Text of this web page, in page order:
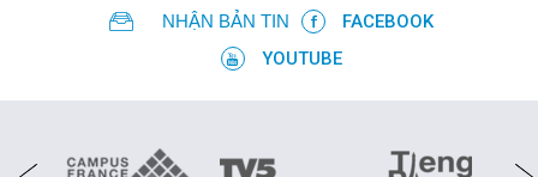
NHẬN BẢN TIN
FACEBOOK
YOUTUBE